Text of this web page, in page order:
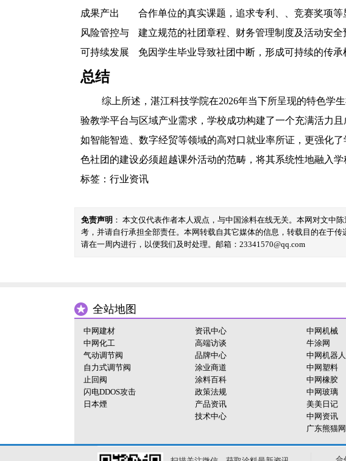
成果产出
合作单位的真实课题，追求专利、、竞赛奖项等
风险管控与
可持续发展
建立规范的社团章程、财务管理制度及活动安
免因学生毕业导致社团中断，形成可持续的传承
总结
综上所述，湛江科技学院在2026年当下所呈现的特色学
验教学平台与区域产业需求，学校成功构建了一个充满活力
如智能智造、数字经贸等领域的高对口就业率所证，更强化
色社团的建设必须超越课外活动的范畴，将其系统性地融入
标签： 行业资讯
免责声明 ： 本文仅代表作者本人观点，与中国涂料在线无关。本网对文中
考，并请自行承担全部责任。本网转载自其它媒体的信息，转载目的在于
请在一周内进行，以便我们及时处理。邮箱：23341570@qq.com
全站地图
中网建材
中网化工
气动调节阀
自力式调节阀
止回阀
闪电DDOS攻击
日本煙
资讯中心
高端访谈
品牌中心
涂业商道
涂料百科
政策法规
产品资讯
技术中心
中网机械
牛涂网
中网机器人
中网塑料
中网橡胶
中网玻璃
美美日记
中网资讯
广东熊猫网